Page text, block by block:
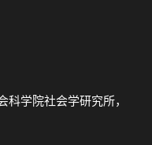
学院社会学研究所，